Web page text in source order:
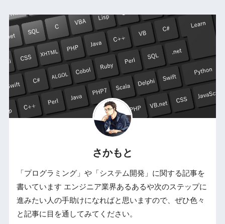
さかもと
「プログラミング」や「システム開発」に関する記事を
書いています エンジニア業界あるあるや次のステップに
進みたい人の手助けになればと思いますので、ぜひ色々
と記事に目を通してみてください。